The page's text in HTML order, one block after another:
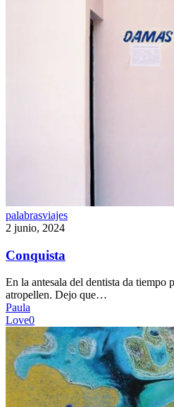
Conquista
palabrasviajes
2 junio, 2024
Conquista
En la antesala del dentista da tiempo
atropellen. Dejo que…
Paula
Love0